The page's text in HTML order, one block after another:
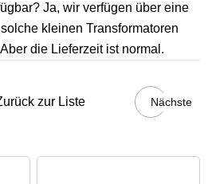
Ja, wir verfügen über eine
kleinen Transformatoren
die Lieferzeit ist normal.
zur Liste Nächste